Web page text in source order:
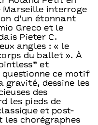
Marseille interroge
d’un étonnant
Greco et le
Pieter C.
angles : « le
du ballet ». À
et
questionne ce motif
gravité, dessine les
des
les pieds de
et post-
les chorégraphes